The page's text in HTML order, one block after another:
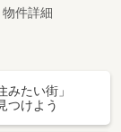
件詳細
みたい街」
つけよう